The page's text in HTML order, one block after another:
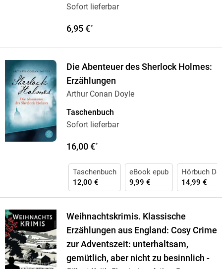
Sofort lieferbar
6,95 €*
Die Abenteuer des Sherlock Holmes:
Erzählungen
Arthur Conan Doyle
Taschenbuch
Sofort lieferbar
16,00 €*
Taschenbuch
12,00 €
eBook epub
9,99 €
Hörbuch
14,99 €
Weihnachtskrimis. Klassische
Erzählungen aus England: Cosy Crime
zur Adventszeit: unterhaltsam,
gemütlich, aber nicht zu besinnlich -